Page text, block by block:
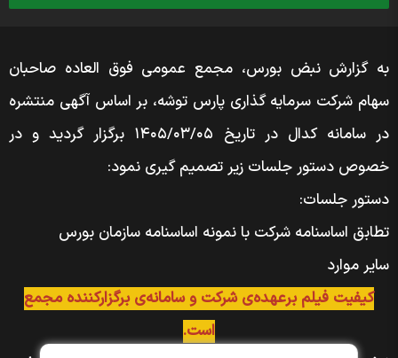
به گزارش نبض بورس، مجمع عمومی فوق العاده صاحبان
سهام شرکت سرمایه گذاری پارس توشه، بر اساس آگهی منتشره
در سامانه کدال در تاریخ ۱۴۰۵/۰۳/۰۵ برگزار گردید و در
خصوص دستور جلسات زیر تصمیم گیری نمود:
دستور جلسات:
تطابق اساسنامه شرکت با نمونه اساسنامه سازمان بورس
سایر موارد
کیفیت فیلم برعهده‌ی شرکت و سامانه‌ی برگزارکننده مجمع
است.